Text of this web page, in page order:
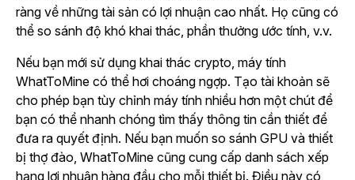
ràng về những tài sản có lợi nhuận cao nhất. Họ cũng có
thể so sánh độ khó khai thác, phần thưởng ước tính, v.v.
Nếu bạn mới sử dụng khai thác crypto, máy tính
WhatToMine có thể hơi choáng ngợp. Tạo tài khoản sẽ
cho phép bạn tùy chỉnh máy tính nhiều hơn một chút để
bạn có thể nhanh chóng tìm thấy thông tin cần thiết để
đưa ra quyết định. Nếu bạn muốn so sánh GPU và thiết
bị thợ đào, WhatToMine cũng cung cấp danh sách xếp
hạng lợi nhuận hàng đầu cho mỗi thiết bị. Điều này có